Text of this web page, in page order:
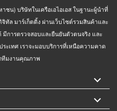
ชน) บริษัทในเครือเอไอเอส ในฐานะผู้นำที่
ล มาร์เก็ตติ้ง ผ่านเว็บไซต์รวมสินค้าและ
มีการตรวจสอบและยืนยันตัวตนจริง และ
เทศ เราจะมอบบริการที่เหนือความคาด
ทีมงานคุณภาพ